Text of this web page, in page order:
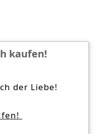
kaufen!
der Liebe!